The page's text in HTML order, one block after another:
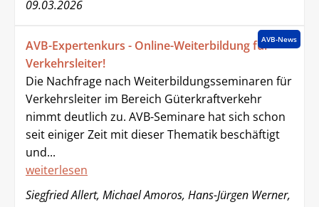
09.03.2026
AVB-News
AVB-Expertenkurs - Online-Weiterbildung für
Verkehrsleiter!
Die Nachfrage nach Weiterbildungsseminaren für
Verkehrsleiter im Bereich Güterkraftverkehr
nimmt deutlich zu. AVB-Seminare hat sich schon
seit einiger Zeit mit dieser Thematik beschäftigt
und...
weiterlesen
Siegfried Allert, Michael Amoros, Hans-Jürgen Werner,